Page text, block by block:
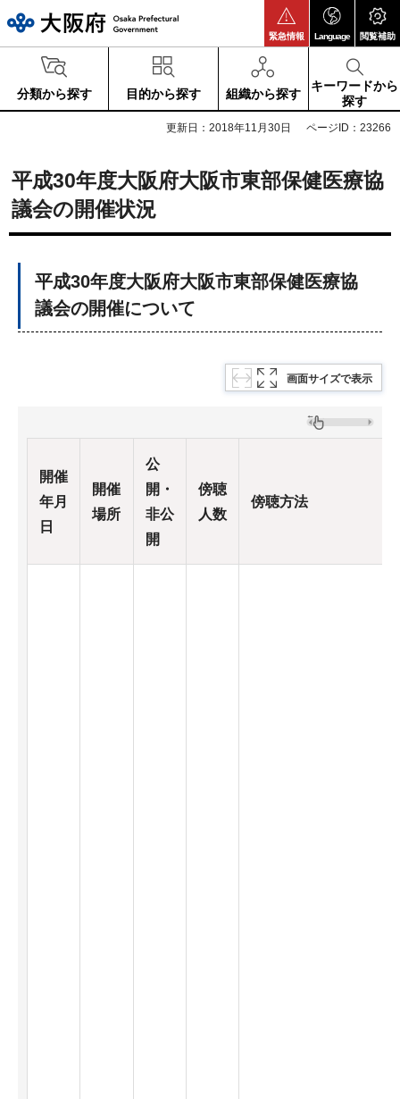
緊急情報 Language 閲覧補助
分類から探す 目的から探す 組織から探す
キーワードから
探す
更新日：2018年11月30日 ページID：23266
平成30年度大阪府大阪市東部保健医療協
議会の開催状況
平成30年度大阪府大阪市東部保健医療協
議会の開催について
画面サイズで表示
開催
年月
日
開催
場所
公
開・
非公
開
傍聴
人数
傍聴方法